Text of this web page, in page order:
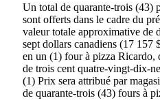
Un total de quarante-trois (43)
sont offerts dans le cadre du
valeur totale approximative de
sept dollars canadiens (17 157
en un (1) four à pizza Ricardo,
de trois cent quatre-vingt-dix-
(1) Prix sera attribué par
de quarante-trois (43) fours à